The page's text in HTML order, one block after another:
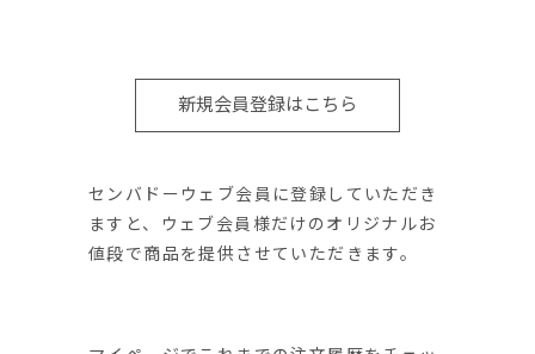
新規会員登録はこちら
センバドーウェブ会員に登録していただき
ますと、ウェブ会員様だけのオリジナルお
値段で商品を提供させていただきます。